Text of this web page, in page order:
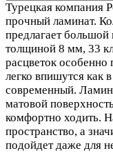
Турецкая компания
прочный ламинат.
предлагает
толщиной 8 мм, 33
расцветок особенно
легко впишутся как
современный.
матовой
комфортно ходить.
пространство, а
подойдет даже для